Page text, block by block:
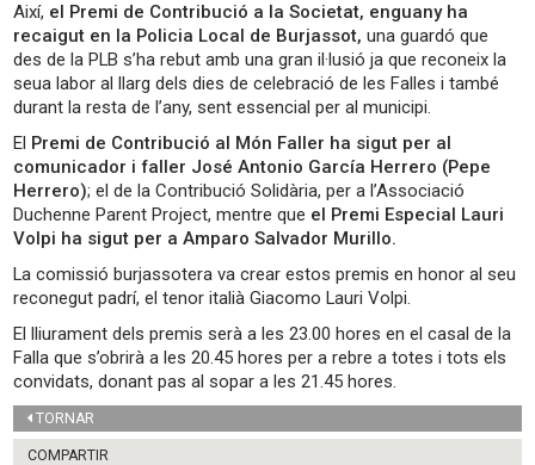
Així, el Premi de Contribució a la Societat, enguany ha
recaigut en la Policia Local de Burjassot, una guardó que
des de la PLB s’ha rebut amb una gran il·lusió ja que reconeix la
seua labor al llarg dels dies de celebració de les Falles i també
durant la resta de l’any, sent essencial per al municipi.
El Premi de Contribució al Món Faller ha sigut per al
comunicador i faller José Antonio García Herrero (Pepe
Herrero); el de la Contribució Solidària, per a l’Associació
Duchenne Parent Project, mentre que el Premi Especial Lauri
Volpi ha sigut per a Amparo Salvador Murillo.
La comissió burjassotera va crear estos premis en honor al seu
reconegut padrí, el tenor italià Giacomo Lauri Volpi.
El lliurament dels premis serà a les 23.00 hores en el casal de la
Falla que s’obrirà a les 20.45 hores per a rebre a totes i tots els
convidats, donant pas al sopar a les 21.45 hores.
TORNAR
COMPARTIR